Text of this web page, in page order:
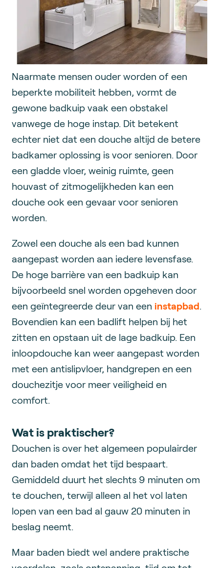
Naarmate mensen ouder worden of een
beperkte mobiliteit hebben, vormt de
gewone badkuip vaak een obstakel
vanwege de hoge instap. Dit betekent
echter niet dat een douche altijd de betere
badkamer oplossing is voor senioren. Door
een gladde vloer, weinig ruimte, geen
houvast of zitmogelijkheden kan een
douche ook een gevaar voor senioren
worden.
Zowel een douche als een bad kunnen
aangepast worden aan iedere levensfase.
De hoge barrière van een badkuip kan
bijvoorbeeld snel worden opgeheven door
een geïntegreerde deur van een instapbad.
Bovendien kan een badlift helpen bij het
zitten en opstaan uit de lage badkuip. Een
inloopdouche kan weer aangepast worden
met een antislipvloer, handgrepen en een
douchezitje voor meer veiligheid en
comfort.
Wat is praktischer?
Douchen is over het algemeen populairder
dan baden omdat het tijd bespaart.
Gemiddeld duurt het slechts 9 minuten om
te douchen, terwijl alleen al het vol laten
lopen van een bad al gauw 20 minuten in
beslag neemt.
Maar baden biedt wel andere praktische